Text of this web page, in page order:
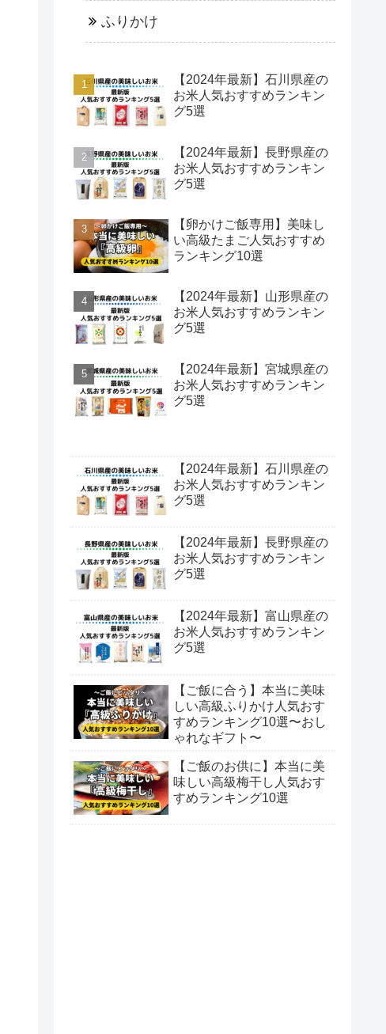
ふりかけ
【2024年最新】石川県産の
お米人気おすすめランキン
グ5選
【2024年最新】長野県産の
お米人気おすすめランキン
グ5選
【卵かけご飯専用】美味し
い高級たまご人気おすすめ
ランキング10選
【2024年最新】山形県産の
お米人気おすすめランキン
グ5選
【2024年最新】宮城県産の
お米人気おすすめランキン
グ5選
【2024年最新】石川県産の
お米人気おすすめランキン
グ5選
【2024年最新】長野県産の
お米人気おすすめランキン
グ5選
【2024年最新】富山県産の
お米人気おすすめランキン
グ5選
【ご飯に合う】本当に美味
しい高級ふりかけ人気おす
すめランキング10選〜おし
ゃれなギフト〜
【ご飯のお供に】本当に美
味しい高級梅干し人気おす
すめランキング10選